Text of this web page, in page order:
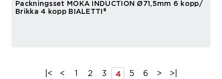
Packningsset MOKA INDUCTION Ø71,5mm 6 kopp/
Brikka 4 kopp BIALETTI®
|< < 1 2 3 4 5 6 > >|